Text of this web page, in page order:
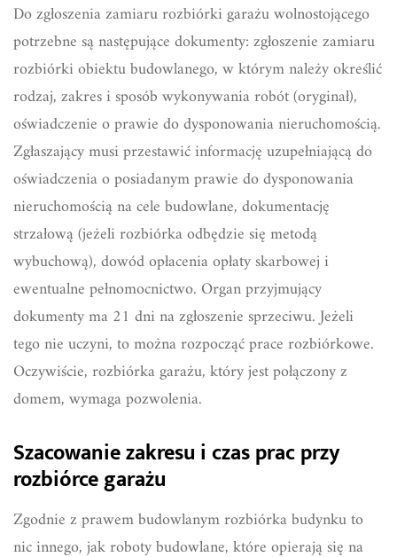
Do zgłoszenia zamiaru rozbiórki garażu wolnostojącego
potrzebne są następujące dokumenty: zgłoszenie zamiaru
rozbiórki obiektu budowlanego, w którym należy określić
rodzaj, zakres i sposób wykonywania robót (oryginał),
oświadczenie o prawie do dysponowania nieruchomością.
Zgłaszający musi przestawić informację uzupełniającą do
oświadczenia o posiadanym prawie do dysponowania
nieruchomością na cele budowlane, dokumentację
strzałową (jeżeli rozbiórka odbędzie się metodą
wybuchową), dowód opłacenia opłaty skarbowej i
ewentualne pełnomocnictwo. Organ przyjmujący
dokumenty ma 21 dni na zgłoszenie sprzeciwu. Jeżeli
tego nie uczyni, to można rozpocząć prace rozbiórkowe.
Oczywiście, rozbiórka garażu, który jest połączony z
domem, wymaga pozwolenia.
Szacowanie zakresu i czas prac przy
rozbiórce garażu
Zgodnie z prawem budowlanym rozbiórka budynku to
nic innego, jak roboty budowlane, które opierają się na